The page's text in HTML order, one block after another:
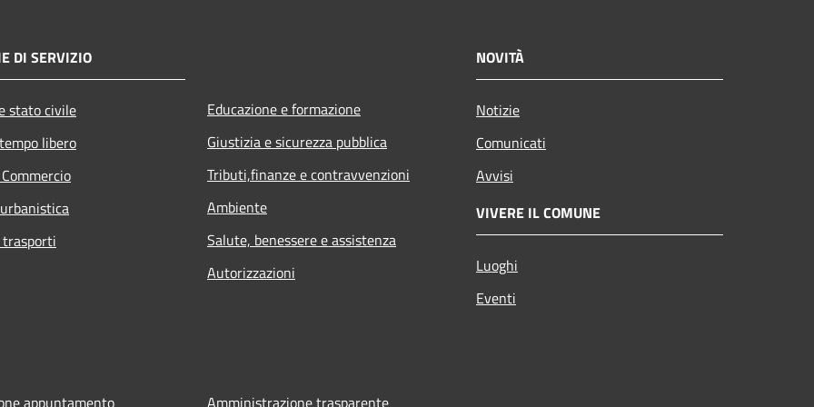
DI SERVIZIO
stato civile
libero
Educazione e formazione
Giustizia e sicurezza pubblica
Tributi,finanze e contravvenzioni
Ambiente
Salute, benessere e assistenza
Autorizzazioni
NOVITÀ
Notizie
Comunicati
Avvisi
VIVERE IL COMUNE
Luoghi
Eventi
appuntamento Amministrazione trasparente